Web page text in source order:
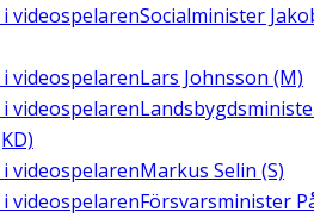
i videospelarenSocialminister
i videospelarenLars Johnsson (M)
i videospelaren
i videospelarenMarkus Selin (S)
i videospelarenFörsvarsminister